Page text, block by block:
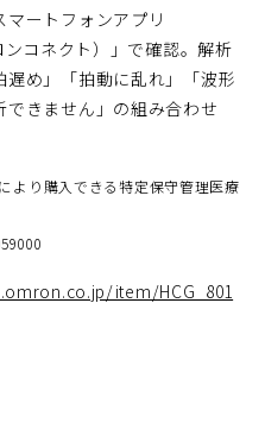
ートフォンアプリ
ンコネクト）」で確認。解析
め」「拍動に乱れ」「波形
きません」の組み合わせ
より購入できる特定保守管理医療
item/HCG_801